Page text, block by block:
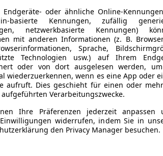
Endgeräte- oder ähnliche Online-
basierte Kennungen, zufällig
netzwerkbasierte Kennungen)
mit anderen Informationen (z. B.
Sprache,
Technologien usw.) auf Ihrem
oder von dort ausgelesen werden,
wiederzuerkennen, wenn es eine App oder
aufruft. Dies geschieht für einen oder
Verarbeitungszwecke.
Ihre Präferenzen jederzeit anpassen
widerrufen, indem Sie in
den Privacy Manager besuchen.
und zu bremsen. Dadurch wird das
anders reagieren als ein